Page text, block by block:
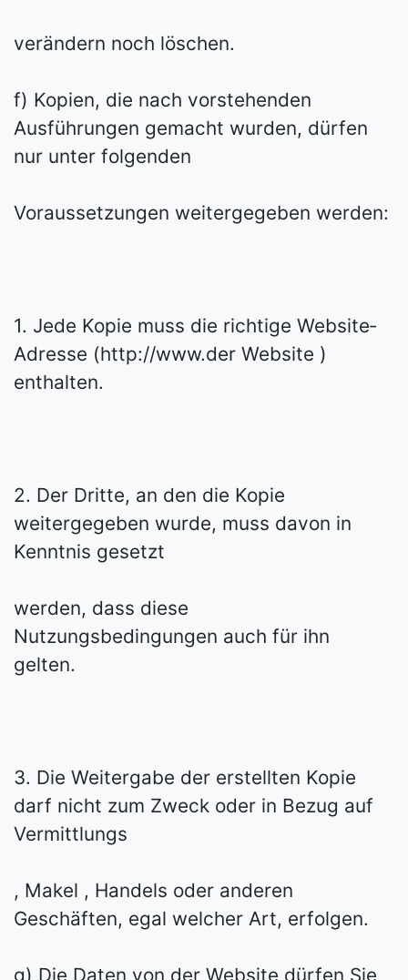
verändern noch löschen.
f) Kopien, die nach vorstehenden
Ausführungen gemacht wurden, dürfen
nur unter folgenden
Voraussetzungen weitergegeben werden:
1. Jede Kopie muss die richtige Website­
Adresse (http://www.der Website )
enthalten.
2. Der Dritte, an den die Kopie
weitergegeben wurde, muss davon in
Kenntnis gesetzt
werden, dass diese
Nutzungsbedingungen auch für ihn
gelten.
3. Die Weitergabe der erstellten Kopie
darf nicht zum Zweck oder in Bezug auf
Vermittlungs­
, Makel ­, Handels­ oder anderen
Geschäften, egal welcher Art, erfolgen.
g) Die Daten von der Website dürfen Sie